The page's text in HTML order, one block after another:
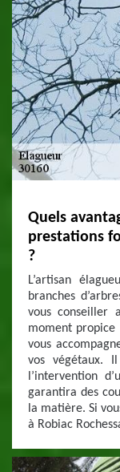
Quels
prestations
?
L’artisan
branches
vous conseiller
moment propice
vous
vos végétaux.
l’intervention
garantira des
la matière. Si
à Robiac